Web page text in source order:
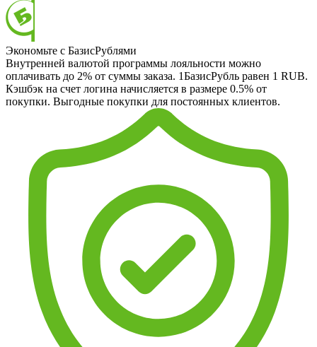
Экономьте с БазисРублями
Внутренней валютой программы лояльности можно
оплачивать до 2% от суммы заказа. 1БазисРубль равен 1 RUB.
Кэшбэк на счет логина начисляется в размере 0.5% от
покупки. Выгодные покупки для постоянных клиентов.